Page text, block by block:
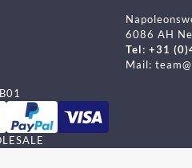
6086 AH
Tel: +31
Mail: